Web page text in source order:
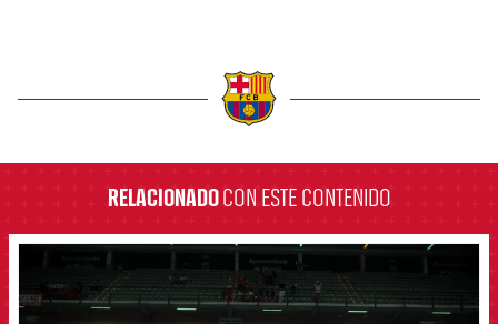
RELACIONADOCON ESTE CONTENIDO
FCB Barcelona badge